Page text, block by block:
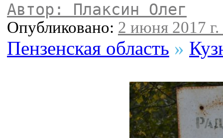
Автор: Плаксин Олег
Опубликовано: 2 июня 2017
Пензенская область »